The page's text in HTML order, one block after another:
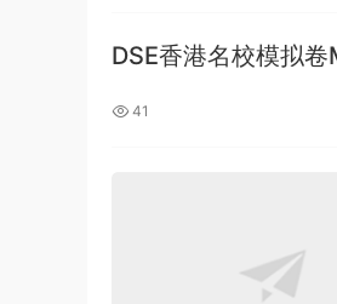
DSE香港名校模拟
41